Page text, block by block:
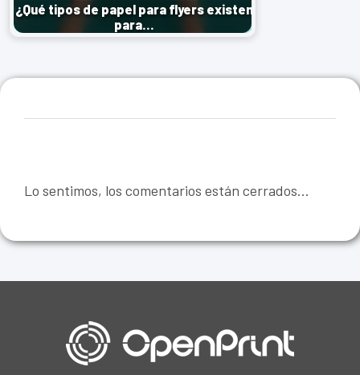
¿Qué tipos de papel para flyers existen
para…
Lo sentimos, los comentarios están cerrados...